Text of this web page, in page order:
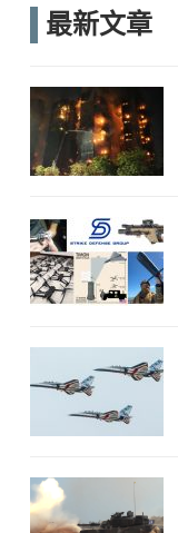
c
o
k
e
最新文章